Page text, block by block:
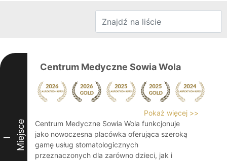
I Miejsce
Centrum Medyczne Sowia Wola
Pokaż więcej >>
Centrum Medyczne Sowia Wola funkcjonuje
jako nowoczesna placówka oferująca szeroką
gamę usług stomatologicznych
przeznaczonych dla zarówno dzieci, jak i